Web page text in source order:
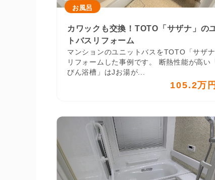
お風呂
カワックも交換！TOTO「サザナ」の
トバスリフォーム
マンションのユニットバスをTOTO「サザ
リフォームした事例です。 断熱性能が高い
びん浴槽」はJお湯が...
105.2万円